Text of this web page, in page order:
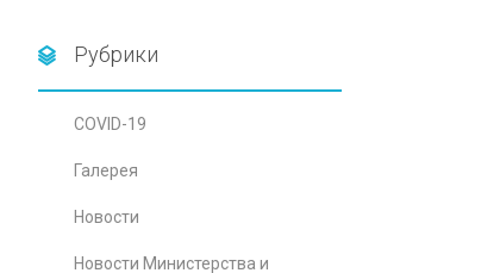
Рубрики
COVID-19
Галерея
Новости
Новости Министерства и